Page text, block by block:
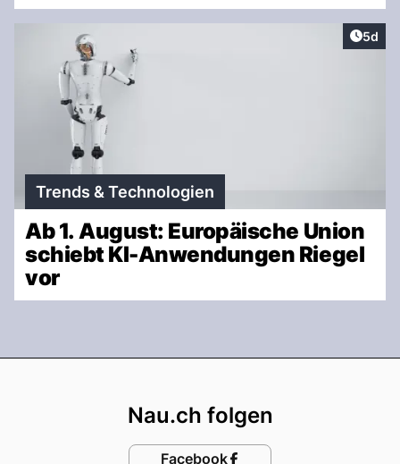
5d
Trends & Technologien
Ab 1. August: Europäische Union
schiebt KI-Anwendungen Riegel
vor
Nau.ch folgen
Facebook